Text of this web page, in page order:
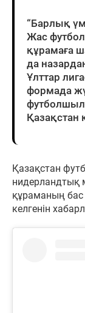
“Барлық
Жас
құрамаға
да
Ұлттар
формада
Қазақстан
Қазақстан
нидерландтық
құраманың бас
келгенін